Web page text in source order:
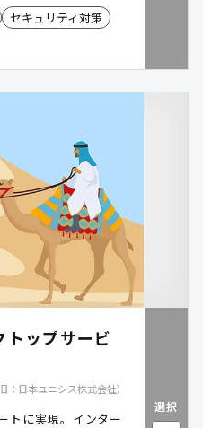
す。また各種の収
理をおこなうこと
セキュリティ対策
トップサービ
：日本ユニシス株式会社）
トに実現。インター
選択